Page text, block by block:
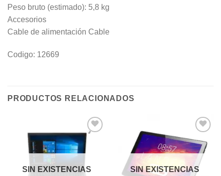
Peso bruto (estimado): 5,8 kg
Accesorios
Cable de alimentación Cable
Codigo: 12669
PRODUCTOS RELACIONADOS
Añadir
a la
lista de
SIN EXISTENCIAS
Añadir
a la
lista de
deseos
SIN EXISTENCIAS